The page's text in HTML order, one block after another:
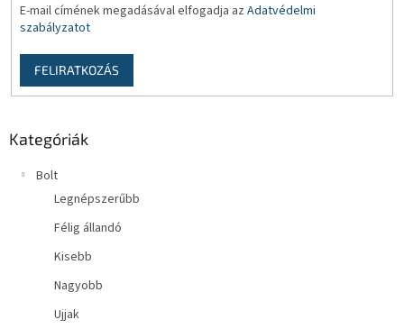
E-mail címének megadásával elfogadja az Adatvédelmi
szabályzatot
FELIRATKOZÁS
Kategóriák
Bolt
Legnépszerűbb
Félig állandó
Kisebb
Nagyobb
Ujjak